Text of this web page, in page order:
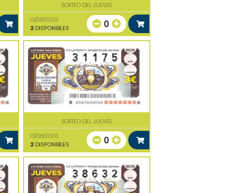
SORTEO DEL JUEVES
13/08/2026
2DISPONIBLES 0
SORTEO DEL JUEVES
13/08/2026
2DISPONIBLES 0